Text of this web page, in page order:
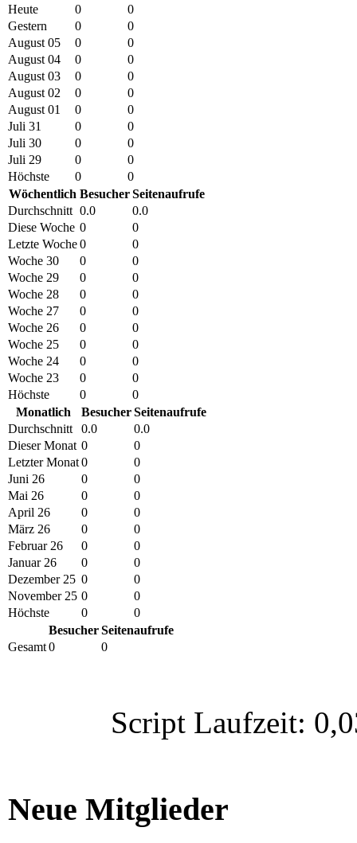
Heute
0
0
Gestern
0
0
August 05
0
0
August 04
0
0
August 03
0
0
August 02
0
0
August 01
0
0
Juli 31
0
0
Juli 30
0
0
Juli 29
0
0
Höchste
0
0
Wöchentlich BesucherSeitenaufrufe
Durchschnitt 0.0
0.0
Diese Woche 0
0
Letzte Woche0
0
Woche 30
0
0
Woche 29
0
0
Woche 28
0
0
Woche 27
0
0
Woche 26
0
0
Woche 25
0
0
Woche 24
0
0
Woche 23
0
0
Höchste
0
0
Monatlich
BesucherSeitenaufrufe
Durchschnitt
0.0
0.0
Dieser Monat 0
0
Letzter Monat0
0
Juni 26
0
0
Mai 26
0
0
April 26
0
0
März 26
0
0
Februar 26
0
0
Januar 26
0
0
Dezember 25 0
0
November 25 0
0
Höchste
0
0
BesucherSeitenaufrufe
Gesamt0 0
Script Laufzeit:
Neue Mitglieder